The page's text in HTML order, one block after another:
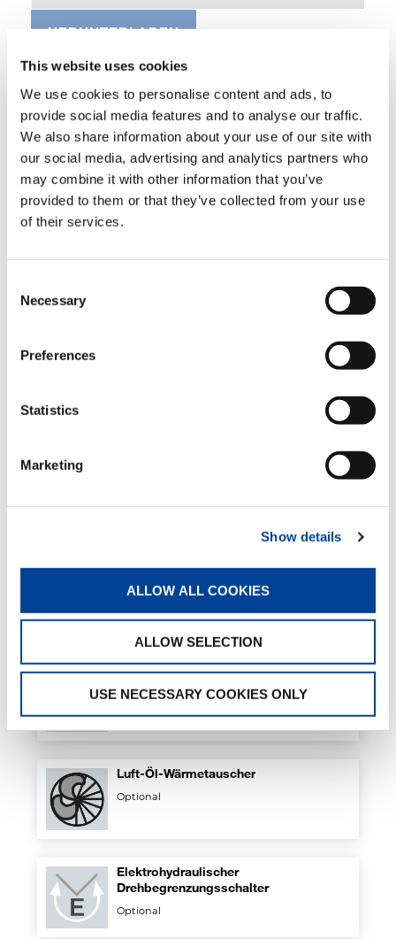
This website uses cookies
We use cookies to personalise content and ads, to
provide social media features and to analyse our traffic.
We also share information about your use of our site with
our social media, advertising and analytics partners who
may combine it with other information that you’ve
provided to them or that they’ve collected from your use
of their services.
Selection
Necessary
Preferences
Statistics
Marketing
Show details
ALLOW ALL COOKIES
ALLOW SELECTION
USE NECESSARY COOKIES ONLY
HERUNTERLADEN
AUSSTATTUNG
Manuelle klappbare Abstützungen
Standard
Arms
Standard
Alarmsensor 4 m t
Optional
Luft-Öl-Wärmetauscher
Optional
Elektrohydraulischer
Drehbegrenzungsschalter
Optional